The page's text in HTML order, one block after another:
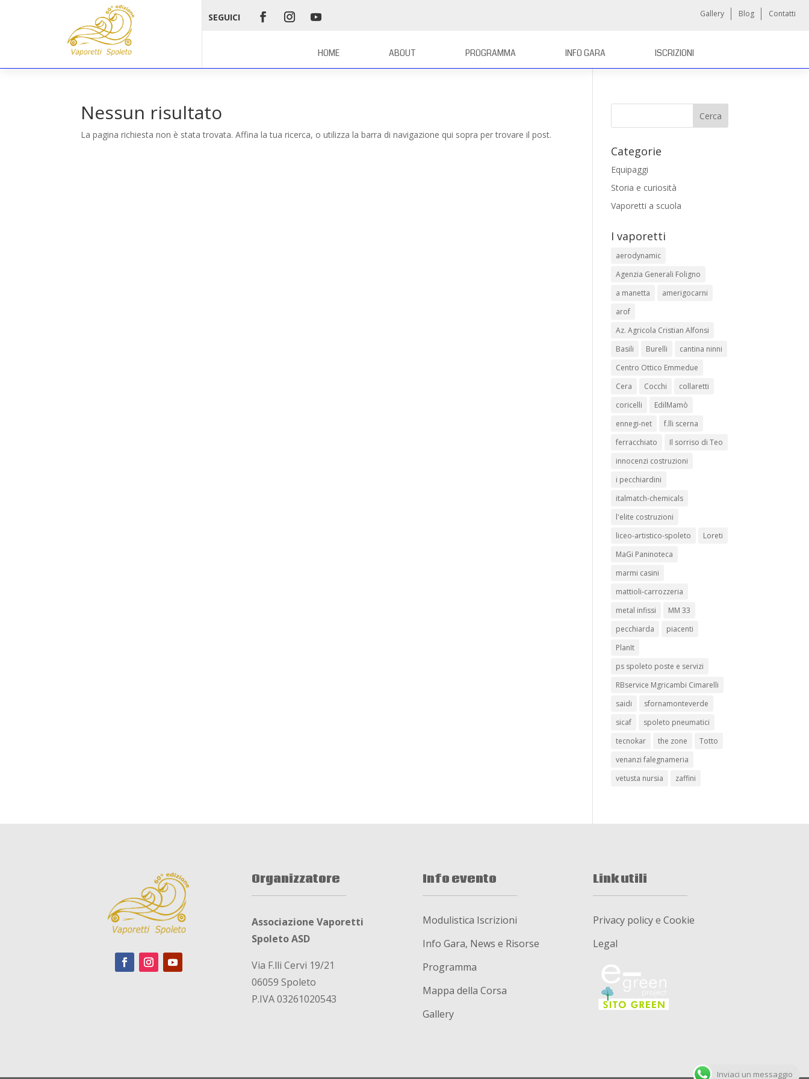
SEGUICI Gallery Blog Contatti
HOME ABOUT PROGRAMMA INFO GARA ISCRIZIONI
Nessun risultato
La pagina richiesta non è stata trovata. Affina la tua ricerca, o utilizza la barra di navigazione qui sopra per trovare il post.
Cerca
Categorie
Equipaggi
Storia e curiosità
Vaporetti a scuola
I vaporetti
aerodynamic
Agenzia Generali Foligno
a manetta
amerigocarni
arof
Az. Agricola Cristian Alfonsi
Basili
Burelli
cantina ninni
Centro Ottico Emmedue
Cera
Cocchi
collaretti
coricelli
EdilMamò
ennegi-net
f.lli scerna
ferracchiato
Il sorriso di Teo
innocenzi costruzioni
i pecchiardini
italmatch-chemicals
l'elite costruzioni
liceo-artistico-spoleto
Loreti
MaGi Paninoteca
marmi casini
mattioli-carrozzeria
metal infissi
MM 33
pecchiarda
piacenti
PlanIt
ps spoleto poste e servizi
RBservice Mgricambi Cimarelli
saidi
sfornamonteverde
sicaf
spoleto pneumatici
tecnokar
the zone
Totto
venanzi falegnameria
vetusta nursia
zaffini
Organizzatore
Associazione Vaporetti
Spoleto ASD
Via F.lli Cervi 19/21
06059 Spoleto
P.IVA 03261020543
Info evento
Modulistica Iscrizioni
Info Gara, News e Risorse
Programma
Mappa della Corsa
Gallery
Link utili
Privacy policyeCookie
Legal
Inviaci un messaggio